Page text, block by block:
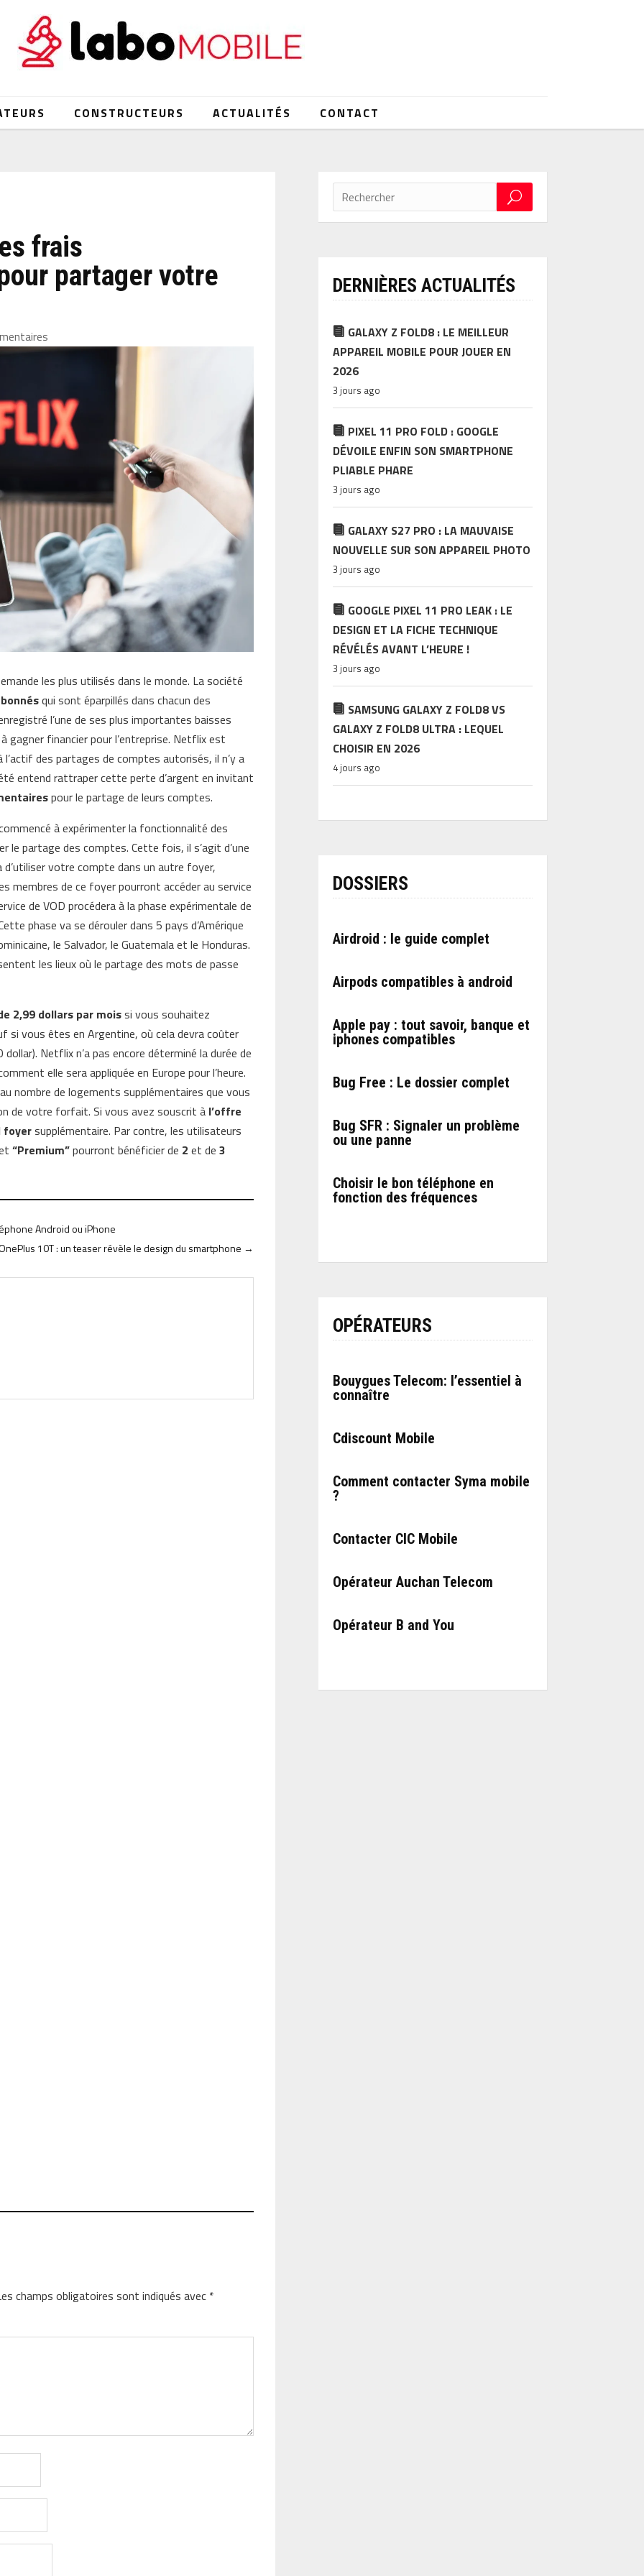
CONSTRUCTEURS ACTUALITÉS CONTACT
frais
partager votre
les plus utilisés dans le monde. La société
qui sont éparpillés dans chacun des
l’une de ses plus importantes baisses
gagner financier pour l’entreprise. Netflix est
des partages de comptes autorisés, il n’y a
entend rattraper cette perte d’argent en invitant
pour le partage de leurs comptes.
à expérimenter la fonctionnalité des
partage des comptes. Cette fois, il s’agit d’une
votre compte dans un autre foyer,
membres de ce foyer pourront accéder au service
de VOD procédera à la phase expérimentale de
phase va se dérouler dans 5 pays d’Amérique
le Salvador, le Guatemala et le Honduras.
les lieux où le partage des mots de passe
2,99 dollars par moissi vous souhaitez
si vous êtes en Argentine, où cela devra coûter
Netflix n’a pas encore déterminé la durée de
elle sera appliquée en Europe pour l’heure.
nombre de logements supplémentaires que vous
de votre forfait. Si vous avez souscrit à l’offre
foyersupplémentaire. Par contre, les utilisateurs
“Premium”pourront bénéficier de 2 et de3
Android ou iPhone
10T : un teaser révèle le design du smartphone →
champs obligatoires sont indiqués avec *
DERNIÈRES ACTUALITÉS
GALAXY Z FOLD8 : LE MEILLEUR
APPAREIL MOBILE POUR JOUER EN
2026
3 jours ago
PIXEL 11 PRO FOLD : GOOGLE
DÉVOILE ENFIN SON SMARTPHONE
PLIABLE PHARE
3 jours ago
GALAXY S27 PRO : LA MAUVAISE
NOUVELLE SUR SON APPAREIL PHOTO
3 jours ago
GOOGLE PIXEL 11 PRO LEAK : LE
DESIGN ET LA FICHE TECHNIQUE
RÉVÉLÉS AVANT L’HEURE !
3 jours ago
SAMSUNG GALAXY Z FOLD8 VS
GALAXY Z FOLD8 ULTRA : LEQUEL
CHOISIR EN 2026
4 jours ago
DOSSIERS
Airdroid : le guide complet
Airpods compatibles à android
Apple pay : tout savoir, banque et
iphones compatibles
Bug Free : Le dossier complet
Bug SFR : Signaler un problème
ou une panne
Choisir le bon téléphone en
fonction des fréquences
OPÉRATEURS
Bouygues Telecom: l’essentiel à
connaître
Cdiscount Mobile
Comment contacter Syma mobile
?
Contacter CIC Mobile
Opérateur Auchan Telecom
Opérateur B and You